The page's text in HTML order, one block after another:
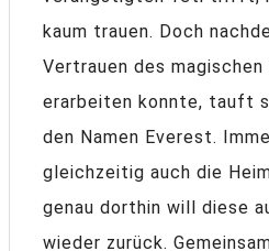
kaum trauen. Doch
Vertrauen des magischen
erarbeiten konnte, tauft
den Namen Everest.
gleichzeitig auch die
genau dorthin will diese
wieder zurück.